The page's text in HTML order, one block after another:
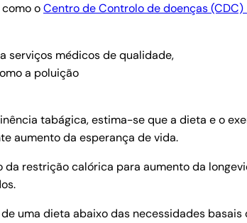
oCentro de Controlo de doenças (CDC)
serviços médicos de qualidade,
a poluição
tabágica, estima-se que a dieta e o
aumento da esperança de vida.
restrição calórica para aumento da
uma dieta abaixo das necessidades